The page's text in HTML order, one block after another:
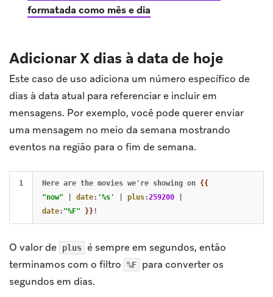
formatada como mês e dia
Adicionar X dias à data de hoje
Este caso de uso adiciona um número específico de
dias à data atual para referenciar e incluir em
mensagens. Por exemplo, você pode querer enviar
uma mensagem no meio da semana mostrando
eventos na região para o fim de semana.
Here are the movies we're showing on {{
"now"
date: '%s' plus:259200
date: "%F" }}
O valor de plus é sempre em segundos, então
terminamos com o filtro
%F
para converter os
segundos em dias.